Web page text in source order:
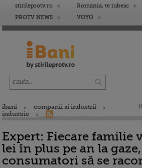
stirileprotv.ro Romania, te iubesc
PROTV NEWS
VOYO
ibani
companii si industrii
industrie
Expert: Fiecare familie
lei în plus pe an la
consumatori să se